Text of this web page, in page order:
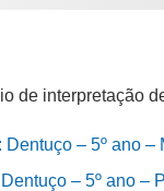
de interpretação
Dentuço – 5º ano –
– 5º ano –